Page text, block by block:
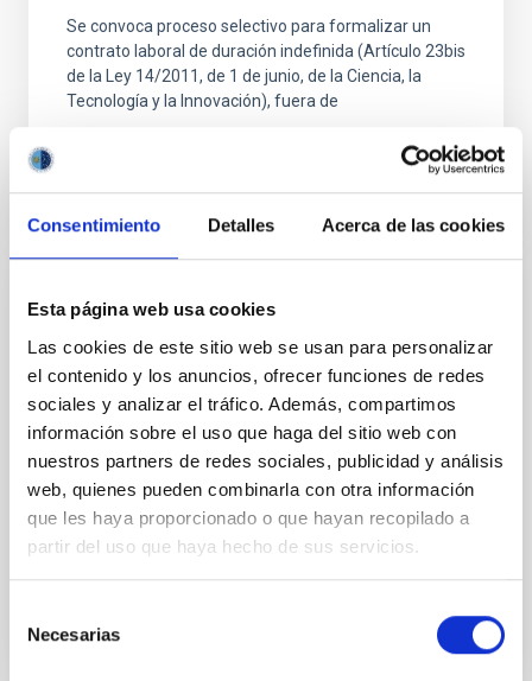
Consentimiento Detalles Acerca de las cookies
Esta página web usa cookies
Las cookies de este sitio web se usan para personalizar
el contenido y los anuncios, ofrecer funciones de redes
sociales y analizar el tráfico. Además, compartimos
información sobre el uso que haga del sitio web con
nuestros partners de redes sociales, publicidad y análisis
web, quienes pueden combinarla con otra información
que les haya proporcionado o que hayan recopilado a
partir del uso que haya hecho de sus servicios.
Necesarias
Se convoca proceso selectivo para formalizar un
contrato laboral de duración indefinida (Artículo 23bis
de la Ley 14/2011, de 1 de junio, de la Ciencia, la
Tecnología y la Innovación), fuera de
PERMANENT (OPEN TO PUBLIC)
UN CONTRATO - TÉCNICO/A DE TALLER -
ESPECIALIDAD MECÁNICA- FIJO
LABORAL - PS-2026-032
Se convoca proceso selectivo para el ingreso, como
personal laboral fijo, de un puesto de trabajo con la
categoría profesional de Técnico/a de Taller, acogido
al Convenio y que tendrá, entre otras